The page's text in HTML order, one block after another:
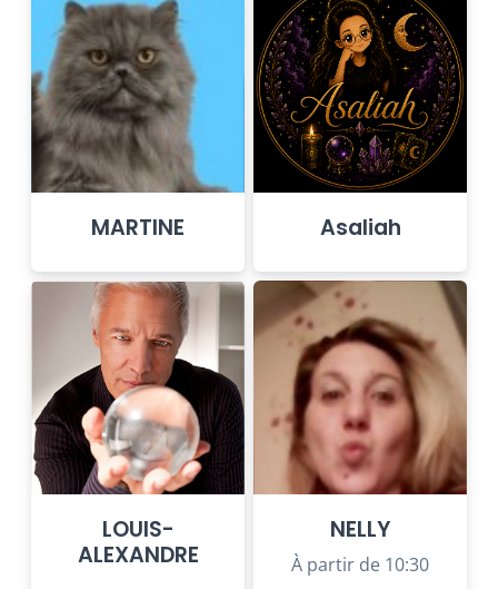
MARTINE Asaliah
LOUIS-
ALEXANDRE
NELLY
À partir de 10:30